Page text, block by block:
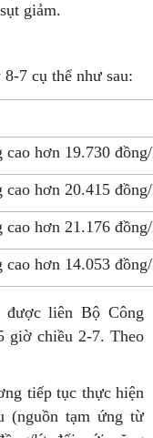
giảm.
7 cụ thể như sau:
cao hơn 19.730
cao hơn 20.415
cao hơn 21.176
cao hơn 14.053
được liên Bộ Công
giờ chiều 2-7. Theo
tiếp tục thực hiện
(nguồn tạm ứng từ